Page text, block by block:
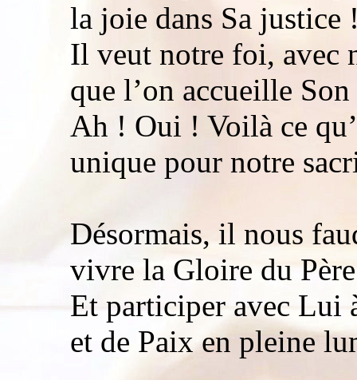
la joie dans Sa justice
Il veut notre foi, avec
que l’on accueille
Ah ! Oui ! Voilà ce
unique pour notre
Désormais, il nous
vivre la Gloire du Père
Et participer avec Lui
et de Paix en pleine